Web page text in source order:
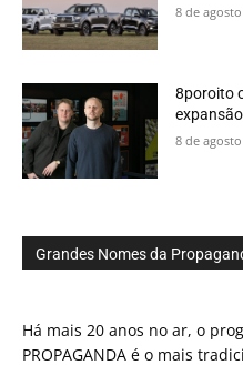
8 de
8poroito
expansão
8 de
Grandes Nomes da
Há mais 20 anos no ar, o
PROPAGANDA é o mais